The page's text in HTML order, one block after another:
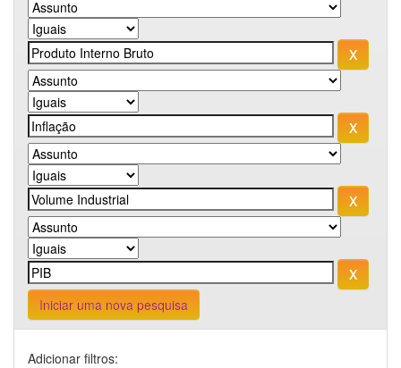
Iniciar uma nova pesquisa
Adicionar filtros: